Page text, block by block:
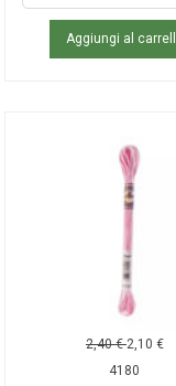
Aggiungi al
2,40€ 2,10 €
4180